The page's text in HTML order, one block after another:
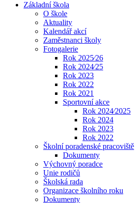
Základní škola
O škole
Aktuality
Kalendář akcí
Zaměstnanci školy
Fotogalerie
Rok 2025⁄26
Rok 2024⁄25
Rok 2023
Rok 2022
Rok 2021
Sportovní akce
Rok 2024⁄2025
Rok 2024
Rok 2023
Rok 2022
Školní poradenské pracoviště
Dokumenty
Výchovný poradce
Unie rodičů
Školská rada
Organizace školního roku
Dokumenty